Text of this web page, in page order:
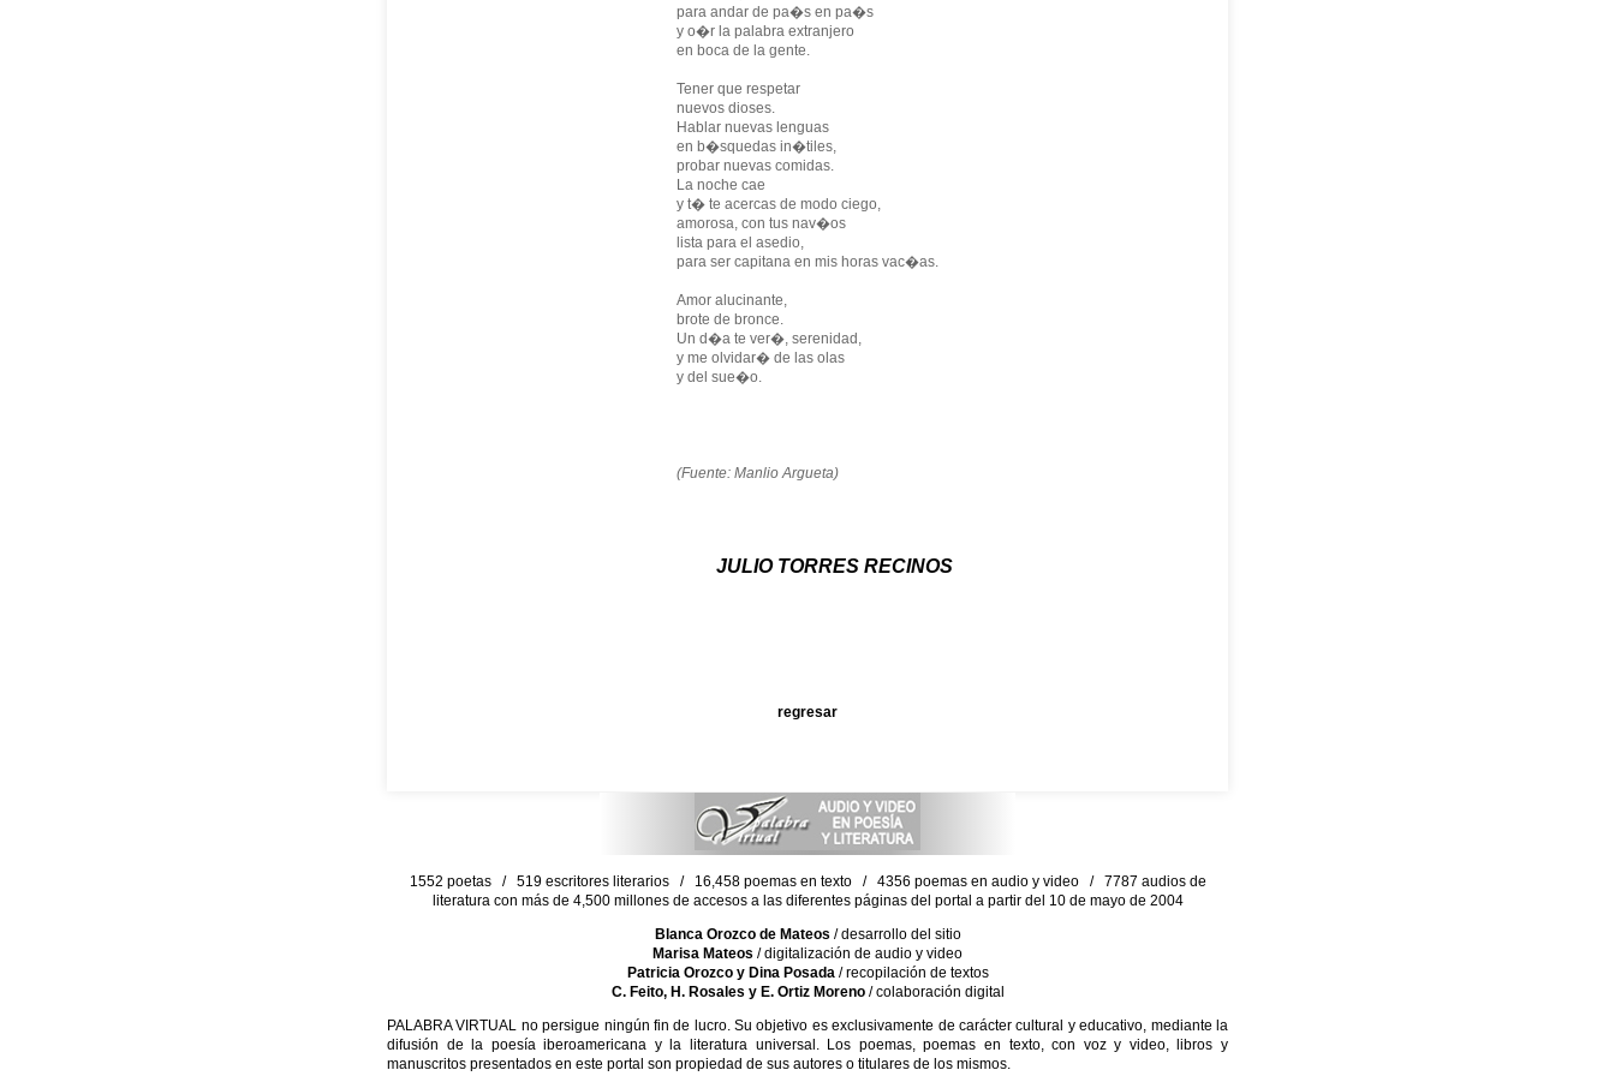
para andar de pa�s en pa�s
y o�r la palabra extranjero
en boca de la gente.
Tener que respetar
nuevos dioses.
Hablar nuevas lenguas
en b�squedas in�tiles,
probar nuevas comidas.
La noche cae
y t� te acercas de modo ciego,
amorosa, con tus nav�os
lista para el asedio,
para ser capitana en mis horas vac�as.
Amor alucinante,
brote de bronce.
Un d�a te ver�, serenidad,
y me olvidar� de las olas
y del sue�o.
(Fuente: Manlio Argueta)
JULIO TORRES RECINOS
regresar
1552 poetas / 519 escritores literarios / 16,458 poemas en texto / 4356 poemas en audio y video / 7787 audios de
literatura con más de 4,500 millones de accesos a las diferentes páginas del portal a partir del 10 de mayo de 2004
Blanca Orozco de Mateos / desarrollo del sitio
Marisa Mateos / digitalización de audio y video
Patricia Orozco y Dina Posada/ recopilación de textos
C. Feito, H. Rosales y E. Ortiz Moreno/ colaboración digital
PALABRA VIRTUAL no persigue ningún fin de lucro. Su objetivo es exclusivamente de carácter cultural y educativo, mediante la
difusión de la poesía iberoamericana y la literatura universal. Los poemas, poemas en texto, con voz y video, libros y
manuscritos presentados en este portal son propiedad de sus autores o titulares de los mismos.